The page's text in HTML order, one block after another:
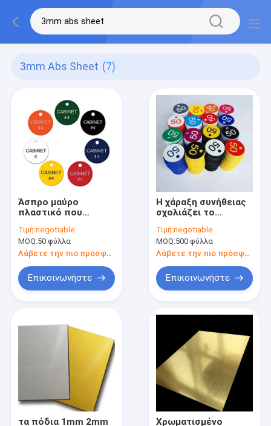
3mm Abs Sheet (7)
Άσπρο μαύρο
πλαστικό που
πλαστικό φύλλο
χρώματος φύλλων
ABS 3mm με σεντόνι
που κόβεται στο
μέγεθος
Τιμή:negotiable
MOQ:50 φύλλα
Λάβετε την πιο πρόσφατη τιμή
Επικοινωνήστε
Η χάραξη συνήθειας
σχολιάζει το
1.2m ABS φύλλο
χρώματος που
κόβεται στο
μέγεθος
Τιμή:negotiable
MOQ:500 φύλλα
Επικοινωνήστε
τα πόδια 1mm 2mm
Χρωματισμένο